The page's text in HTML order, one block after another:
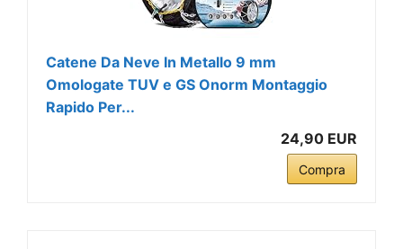
Catene Da Neve In Metallo 9 mm
Omologate TUV e GS Onorm Montaggio
Rapido Per...
24,90 EUR
Compra